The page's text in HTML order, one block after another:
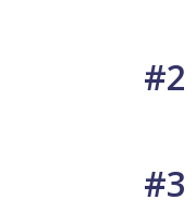
#2
#3